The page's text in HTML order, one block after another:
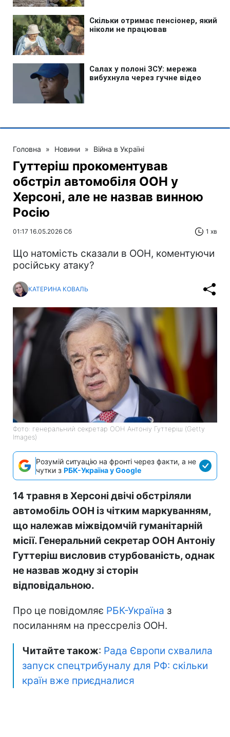
Головна » Новини » Війна в Україні
Гуттеріш прокоментував
обстріл автомобіля ООН у
Херсоні, але не назвав винною
Росію
01:17 16.05.2026 Сб 1 хв
Що натомість сказали в ООН, коментуючи
російську атаку?
КАТЕРИНА КОВАЛЬ
Фото: генеральний секретар ООН Антоніу Гуттеріш (Getty
Images)
Розумій ситуацію на фронті через факти, а не
чутки з РБК-Україна у Google
14 травня в Херсоні двічі обстріляли
автомобіль ООН із чітким маркуванням,
що належав міжвідомчій гуманітарній
місії. Генеральний секретар ООН Антоніу
Гуттеріш висловив стурбованість, однак
не назвав жодну зі сторін
відповідальною.
Про це повідомляє РБК-Україна з
посиланням на прессреліз ООН.
Читайте також: Рада Європи схвалила
запуск спецтрибуналу для РФ: скільки
країн вже приєдналися